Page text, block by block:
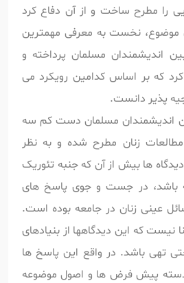
را مطرح ساخت و از آن دفاع کرد
موضوع، نخست به معرفی مهمترین
اندیشمندان مسلمان پرداخته و
که بر اساس کدامین رویکرد می
پذیر دانست.
اندیشمندان مسلمان دست کم سه
زنان مطرح شده و به نظر
ها بیش از آن که جنبه تئوریک
باشد، در جست و جوی پاسخ های
عینی زنان در جامعه بوده است.
نیست که این دیدگاهها از بنیادهای
تهی باشد. در واقع این پاسخ ها
دسته پیش فرض ها و اصول موضوعه